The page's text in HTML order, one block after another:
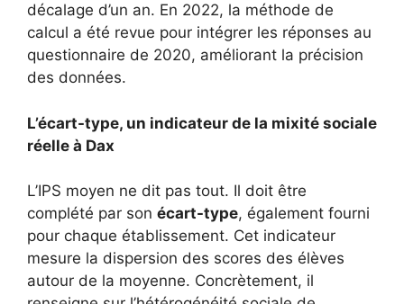
décalage d’un an. En 2022, la méthode de
calcul a été revue pour intégrer les réponses au
questionnaire de 2020, améliorant la précision
des données.
L’écart-type, un indicateur de la mixité sociale
réelle à Dax
L’IPS moyen ne dit pas tout. Il doit être
complété par son écart-type, également fourni
pour chaque établissement. Cet indicateur
mesure la dispersion des scores des élèves
autour de la moyenne. Concrètement, il